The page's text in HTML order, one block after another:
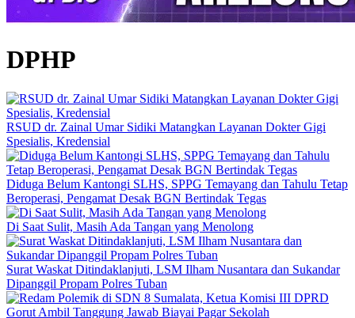
DPHP
RSUD dr. Zainal Umar Sidiki Matangkan Layanan Dokter Gigi
Spesialis, Kredensial
Diduga Belum Kantongi SLHS, SPPG Temayang dan Tahulu Tetap
Beroperasi, Pengamat Desak BGN Bertindak Tegas
Di Saat Sulit, Masih Ada Tangan yang Menolong
Surat Waskat Ditindaklanjuti, LSM Ilham Nusantara dan Sukandar
Dipanggil Propam Polres Tuban